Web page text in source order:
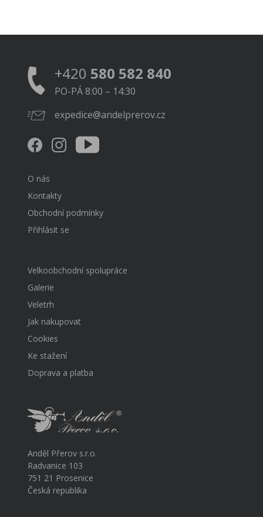
+420 580 582 840
PO-PÁ 8:00 – 14:30
expedice@andelprerov.cz
O nás
Kontakty
Obchodní podmínky
Přihlásit se
Velkoobchodní spolupráce
Galerie
Veletrh
Jak nakupovat
Cookies
Ke stažení
Doprava a platba
Anděl Přerov s.r.o.
Radvanice 103
751 21 Prosenice
Česká republika